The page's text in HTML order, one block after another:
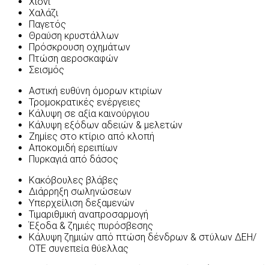
Χαλάζι
Παγετός
Θραύση κρυστάλλων
Πρόσκρουση οχημάτων
Πτώση αεροσκαφών
Σεισμός
Αστική ευθύνη όμορων κτιρίων
Τρομοκρατικές ενέργειες
Κάλυψη σε αξία καινούργιου
Κάλυψη εξόδων αδειών & μελετών
Ζημίες στο κτίριο από κλοπή
Αποκομιδή ερειπίων
Πυρκαγιά από δάσος
Κακόβουλες βλάβες
Διάρρηξη σωληνώσεων
Υπερχείλιση δεξαμενών
Τιμαριθμική αναπροσαρμογή
Έξοδα & ζημιές πυρόσβεσης
Κάλυψη ζημιών από πτώση δένδρων & στύλων ΔΕΗ/
ΟΤΕ συνεπεία θύελλας